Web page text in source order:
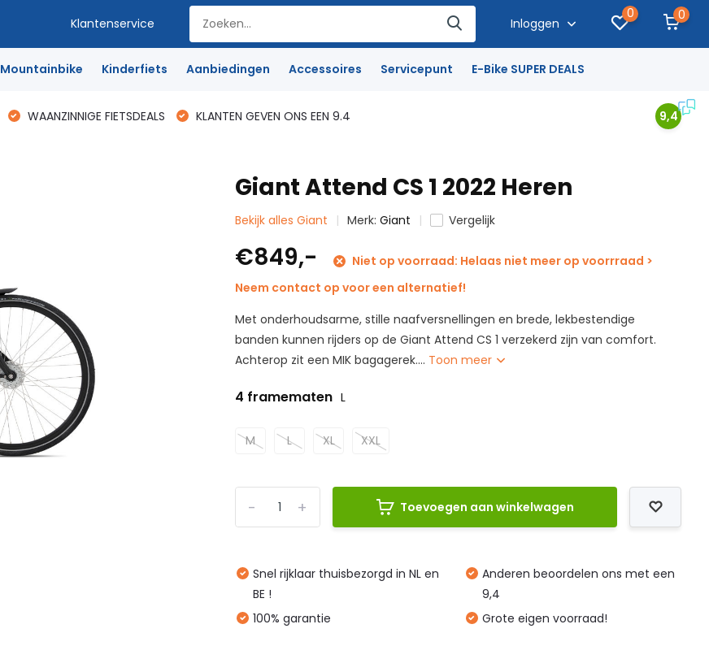
Klantenservice Inloggen
0 0
Mountainbike Kinderfiets Aanbiedingen Accessoires Servicepunt E-Bike SUPER DEALS
WAANZINNIGE FIETSDEALS KLANTEN GEVEN ONS EEN 9.4 9,4
Giant Attend CS 1 2022 Heren
Bekijk alles Giant Merk:Giant Vergelijk
€849,-
Niet op voorraad: Helaas niet meer op voorrraad >
Neem contact op voor een alternatief!
Met onderhoudsarme, stille naafversnellingen en brede, lekbestendige
banden kunnen rijders op de Giant Attend CS 1 verzekerd zijn van comfort.
Achterop zit een MIK bagagerek.... Toon meer
4 framematen L
M L XL XXL
+
- Toevoegen aan winkelwagen
Snel rijklaar thuisbezorgd in NL en
BE !
100% garantie
Anderen beoordelen ons met een
9,4
Grote eigen voorraad!